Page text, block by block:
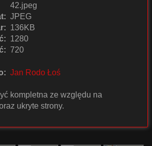
42.jpeg
JPEG
136KB
1280
720
Jan Rodo Łoś
kompletna ze względu na
ukryte strony.